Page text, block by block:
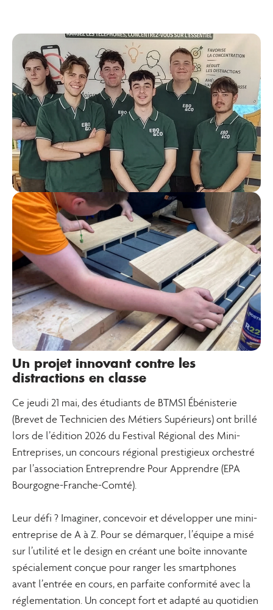
Un projet innovant contre les
distractions en classe
Ce jeudi 21 mai, des étudiants de BTMS1 Ébénisterie
(Brevet de Technicien des Métiers Supérieurs) ont brillé
lors de l’édition 2026 du Festival Régional des Mini-
Entreprises, un concours régional prestigieux orchestré
par l’association Entreprendre Pour Apprendre (EPA
Bourgogne-Franche-Comté).
Leur défi ? Imaginer, concevoir et développer une mini-
entreprise de A à Z. Pour se démarquer, l’équipe a misé
sur l’utilité et le design en créant une boîte innovante
spécialement conçue pour ranger les smartphones
avant l’entrée en cours, en parfaite conformité avec la
réglementation. Un concept fort et adapté au quotidien